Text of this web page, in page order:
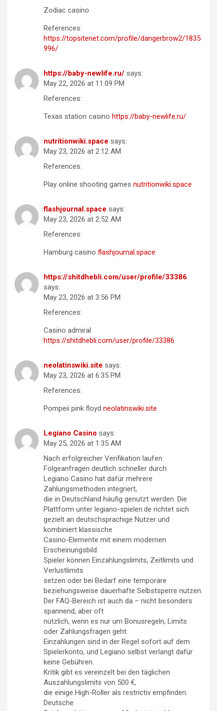
Zodiac casino
References:
https://topsitenet.com/profile/dangerbrow2/1835
996/
https://baby-newlife.ru/ says:
May 22, 2026 at 11:09 PM
References:
Texas station casino https://baby-newlife.ru/
nutritionwiki.space says:
May 23, 2026 at 2:12 AM
References:
Play online shooting games nutritionwiki.space
flashjournal.space says:
May 23, 2026 at 2:52 AM
References:
Hamburg casino flashjournal.space
https://shitdhebli.com/user/profile/33386
says:
May 23, 2026 at 3:56 PM
References:
Casino admiral
https://shitdhebli.com/user/profile/33386
neolatinswiki.site says:
May 23, 2026 at 6:35 PM
References:
Pompeii pink floyd neolatinswiki.site
Legiano Casino says:
May 25, 2026 at 1:35 AM
Nach erfolgreicher Verifikation laufen
Folgeanfragen deutlich schneller durch.
Legiano Casino hat dafür mehrere
Zahlungsmethoden integriert,
die in Deutschland häufig genutzt werden. Die
Plattform unter legiano-spielen.de richtet sich
gezielt an deutschsprachige Nutzer und
kombiniert klassische
Casino-Elemente mit einem modernen
Erscheinungsbild.
Spieler können Einzahlungslimits, Zeitlimits und
Verlustlimits
setzen oder bei Bedarf eine temporäre
beziehungsweise dauerhafte Selbstsperre nutzen.
Der FAQ-Bereich ist auch da – nicht besonders
spannend, aber oft
nützlich, wenn es nur um Bonusregeln, Limits
oder Zahlungsfragen geht.
Einzahlungen sind in der Regel sofort auf dem
Spielerkonto, und Legiano selbst verlangt dafür
keine Gebühren.
Kritik gibt es vereinzelt bei den täglichen
Auszahlungslimits von 500 €,
die einige High-Roller als restrictiv empfinden.
Deutsche